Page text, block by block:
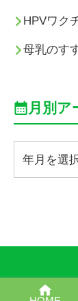
HPVワク
母乳のす
月別ア
年月を選